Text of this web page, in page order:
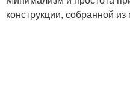
фартук
конструкции, собранной